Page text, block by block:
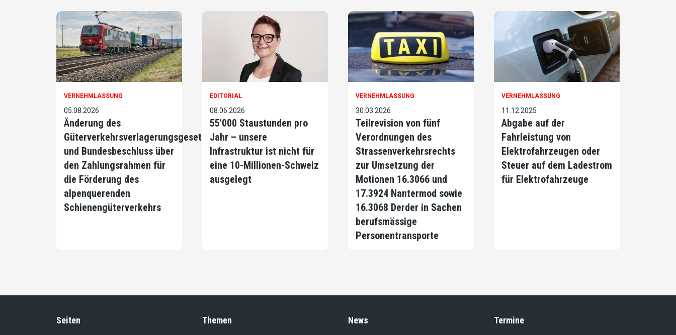
VERNEHMLASSUNG
05.08.2026
Änderung des
Güterverkehrsverlagerungsgesetzes
und Bundesbeschluss über
den Zahlungsrahmen für
die Förderung des
alpenquerenden
Schienengüterverkehrs
EDITORIAL
08.06.2026
55'000 Staustunden pro
Jahr – unsere
Infrastruktur ist nicht für
eine 10-Millionen-Schweiz
ausgelegt
VERNEHMLASSUNG
30.03.2026
Teilrevision von fünf
Verordnungen des
Strassenverkehrsrechts
zur Umsetzung der
Motionen 16.3066 und
17.3924 Nantermod sowie
16.3068 Derder in Sachen
berufsmässige
Personentransporte
VERNEHMLASSUNG
11.12.2025
Abgabe auf der
Fahrleistung von
Elektrofahrzeugen oder
Steuer auf dem Ladestrom
für Elektrofahrzeuge
Seiten Themen News Termine